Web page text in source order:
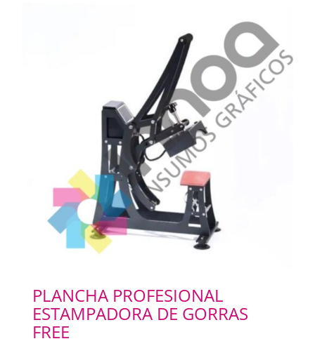
PLANCHA PROFESIONAL
ESTAMPADORA DE GORRAS
FREE